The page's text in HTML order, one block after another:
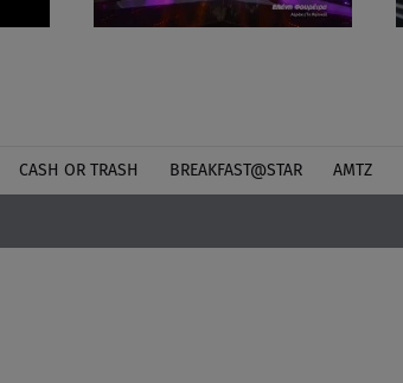
CASH OR TRASH BREAKFAST@STAR ΑΜΤΖ